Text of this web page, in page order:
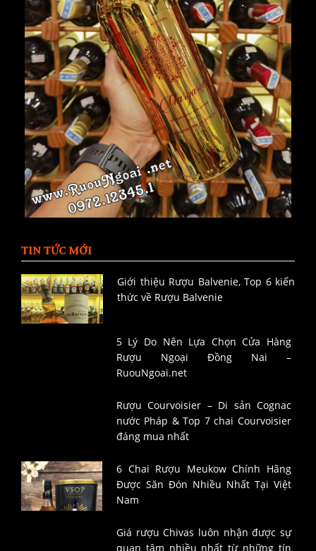
TIN TỨC MỚI
Giới thiệu Rượu Balvenie, Top 6 kiến
thức về Rượu Balvenie
5 Lý Do Nên Lựa Chọn Cửa Hàng
Rượu Ngoại Đồng Nai –
RuouNgoai.net
Rượu Courvoisier – Di sản Cognac
nước Pháp & Top 7 chai Courvoisier
đáng mua nhất
6 Chai Rượu Meukow Chính Hãng
Được Săn Đón Nhiều Nhất Tại Việt
Nam
Giá rượu Chivas luôn nhận được sự
quan tâm nhiều nhất từ những tín